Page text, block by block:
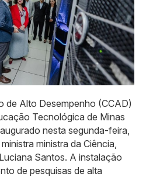
de Alto Desempenho (CCAD)
Tecnológica de Minas
nesta segunda-feira,
ministra da Ciência,
Santos. A instalação
de pesquisas de alta